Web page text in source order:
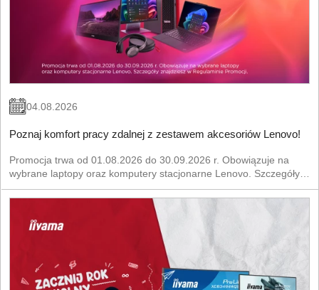
04.08.2026
Poznaj komfort pracy zdalnej z zestawem akcesoriów Lenovo!
Promocja trwa od 01.08.2026 do 30.09.2026 r. Obowiązuje na
wybrane laptopy oraz komputery stacjonarne Lenovo. Szczegóły
znajdziesz w Regulaminie Promocji.